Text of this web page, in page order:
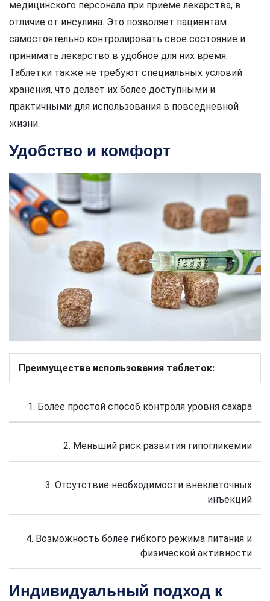
медицинского персонала при приеме лекарства, в
отличие от инсулина. Это позволяет пациентам
самостоятельно контролировать свое состояние и
принимать лекарство в удобное для них время.
Таблетки также не требуют специальных условий
хранения, что делает их более доступными и
практичными для использования в повседневной
жизни.
Удобство и комфорт
Преимущества использования таблеток:
1. Более простой способ контроля уровня сахара
2. Меньший риск развития гипогликемии
3. Отсутствие необходимости внеклеточных
инъекций
4. Возможность более гибкого режима питания и
физической активности
Индивидуальный подход к